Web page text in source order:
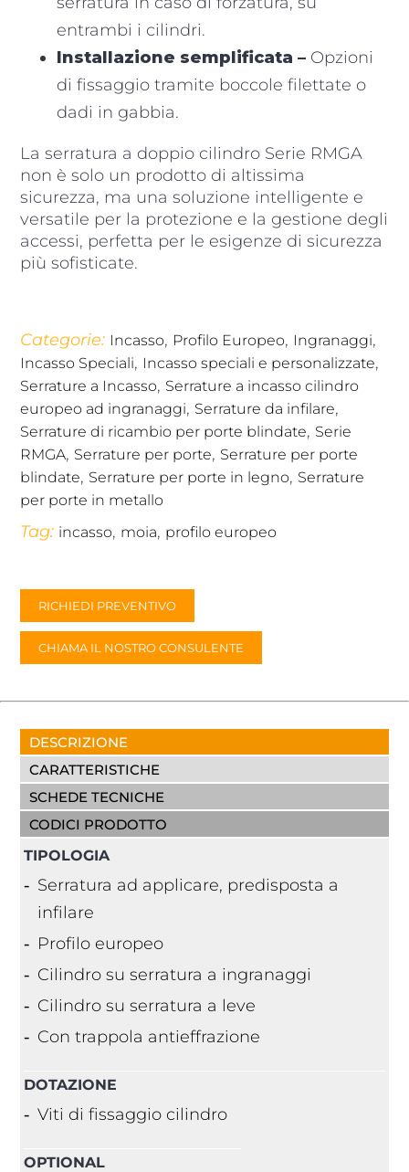
entrambi i cilindri.
Installazione semplificata – Opzioni
di fissaggio tramite boccole filettate o
dadi in gabbia.
La serratura a doppio cilindro Serie RMGA
non è solo un prodotto di altissima
sicurezza, ma una soluzione intelligente e
versatile per la protezione e la gestione degli
accessi, perfetta per le esigenze di sicurezza
più sofisticate.
Categorie: Incasso, Profilo Europeo, Ingranaggi,
Incasso Speciali, Incasso speciali e personalizzate,
Serrature a Incasso, Serrature a incasso cilindro
europeo ad ingranaggi, Serrature da infilare,
Serrature di ricambio per porte blindate, Serie
RMGA, Serrature per porte, Serrature per porte
blindate, Serrature per porte in legno, Serrature
per porte in metallo
Tag: incasso, moia, profilo europeo
RICHIEDI PREVENTIVO
CHIAMA IL NOSTRO CONSULENTE
DESCRIZIONE
CARATTERISTICHE
SCHEDE TECNICHE
CODICI PRODOTTO
TIPOLOGIA
Serratura ad applicare, predisposta a
infilare
Profilo europeo
Cilindro su serratura a ingranaggi
Cilindro su serratura a leve
Con trappola antieffrazione
DOTAZIONE
Viti di fissaggio cilindro
OPTIONAL